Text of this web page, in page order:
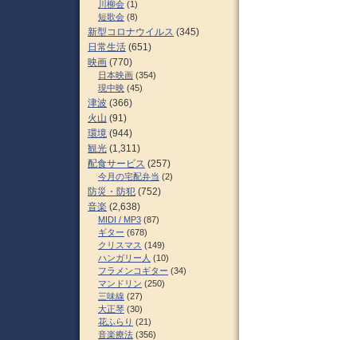
川柳会 (1)
短歌会 (8)
新型コロナウイルス (345)
日常生活 (651)
映画 (770)
日本映画 (354)
現中映 (45)
津波 (366)
火山 (91)
環境 (944)
観光 (1,311)
配食サービス (257)
今月の宅配弁当 (2)
防災・防犯 (752)
音楽 (2,638)
MIDI / MP3 (87)
ギター (678)
クリスマス (149)
ハンガリー人 (10)
フラメンコギター (34)
マンドリン (250)
三味線 (27)
大正琴 (30)
花ふらり (21)
音楽療法 (356)